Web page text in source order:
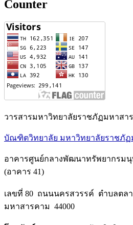
Counter
วารสารมหาวิทยาลัยราชภัฏมหาสา
บัณฑิตวิทยาลัย มหาวิทยาลัยราชภัฏ
อาคารศูนย์กลางพัฒนาทรัพยากรม
(อาคาร 41)
เลขที่ 80 ถนนนครสวรรค์ ตำบลตล
มหาสารคาม 44000